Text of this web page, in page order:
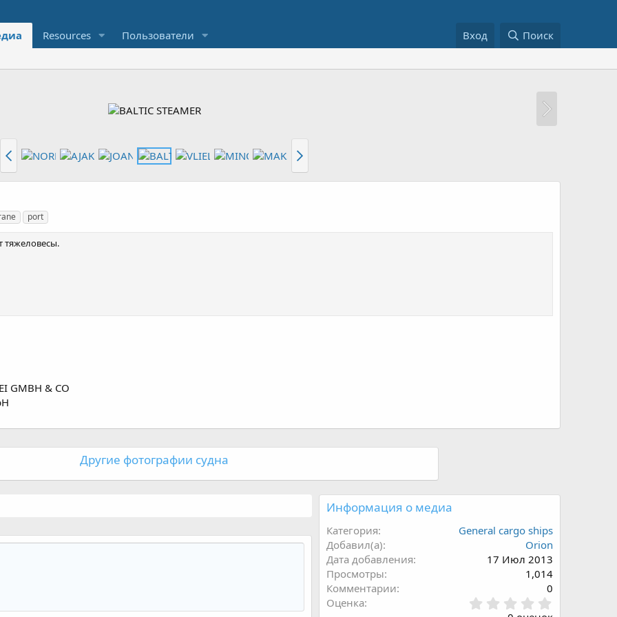
Resources Пользователи Вход Поиск
port
тяжеловесы.
GMBH & CO
Другие фотографии судна
Информация о медиа
Категория
General cargo ships
Добавил(а)
Orion
Дата добавления
17 Июл 2013
Просмотры
1,014
Комментарии
0
Оценка